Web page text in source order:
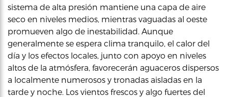
sistema de alta presión mantiene una capa de aire
seco en niveles medios, mientras vaguadas al oeste
promueven algo de inestabilidad. Aunque
generalmente se espera clima tranquilo, el calor del
día y los efectos locales, junto con apoyo en niveles
altos de la atmósfera, favorecerán aguaceros dispersos
a localmente numerosos y tronadas aisladas en la
tarde y noche. Los vientos frescos y algo fuertes del